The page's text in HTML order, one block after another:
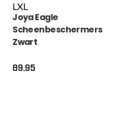
LXL
Joya Eagle
Scheenbeschermers
Zwart
89.95